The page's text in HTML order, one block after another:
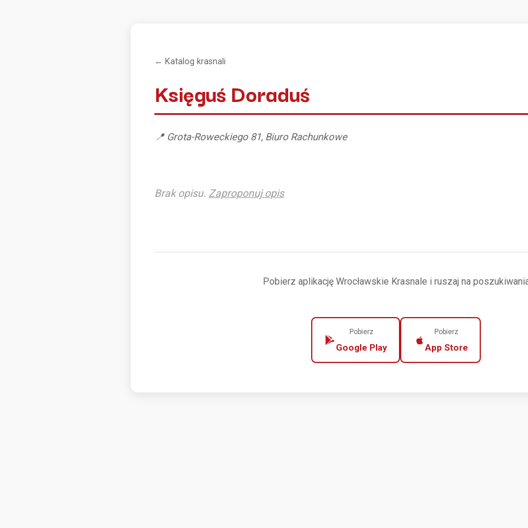
← Katalog krasnali
Księguś Doraduś
📍 Grota-Roweckiego 81, Biuro Rachunkowe
Brak opisu. Zaproponuj opis
Pobierz aplikację Wrocławskie Krasnale i ruszaj na
Pobierz
Google Play
Pobierz
App Store